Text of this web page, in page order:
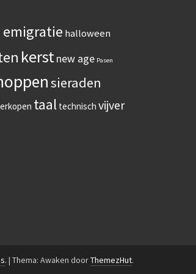
emigratie halloween
kerstnew age Pasen
sieraden
taal technisch vijver
. | Thema: Awaken doorThemezHut.